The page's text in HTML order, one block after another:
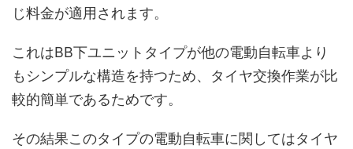
じ料金が適用されます。
これはBB下ユニットタイプが他の電動自転車より
もシンプルな構造を持つため、タイヤ交換作業が比
較的簡単であるためです。
その結果このタイプの電動自転車に関してはタイヤ